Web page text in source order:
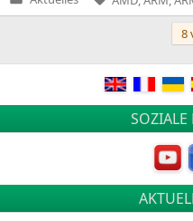
Veröffentlicht
in
8
SOZIALE